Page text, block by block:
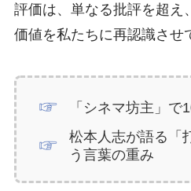
評価は、単なる批評を超え
価値を私たちに再認識させ
「シネマ坊主」
松本人志が語る「
う言葉の重み